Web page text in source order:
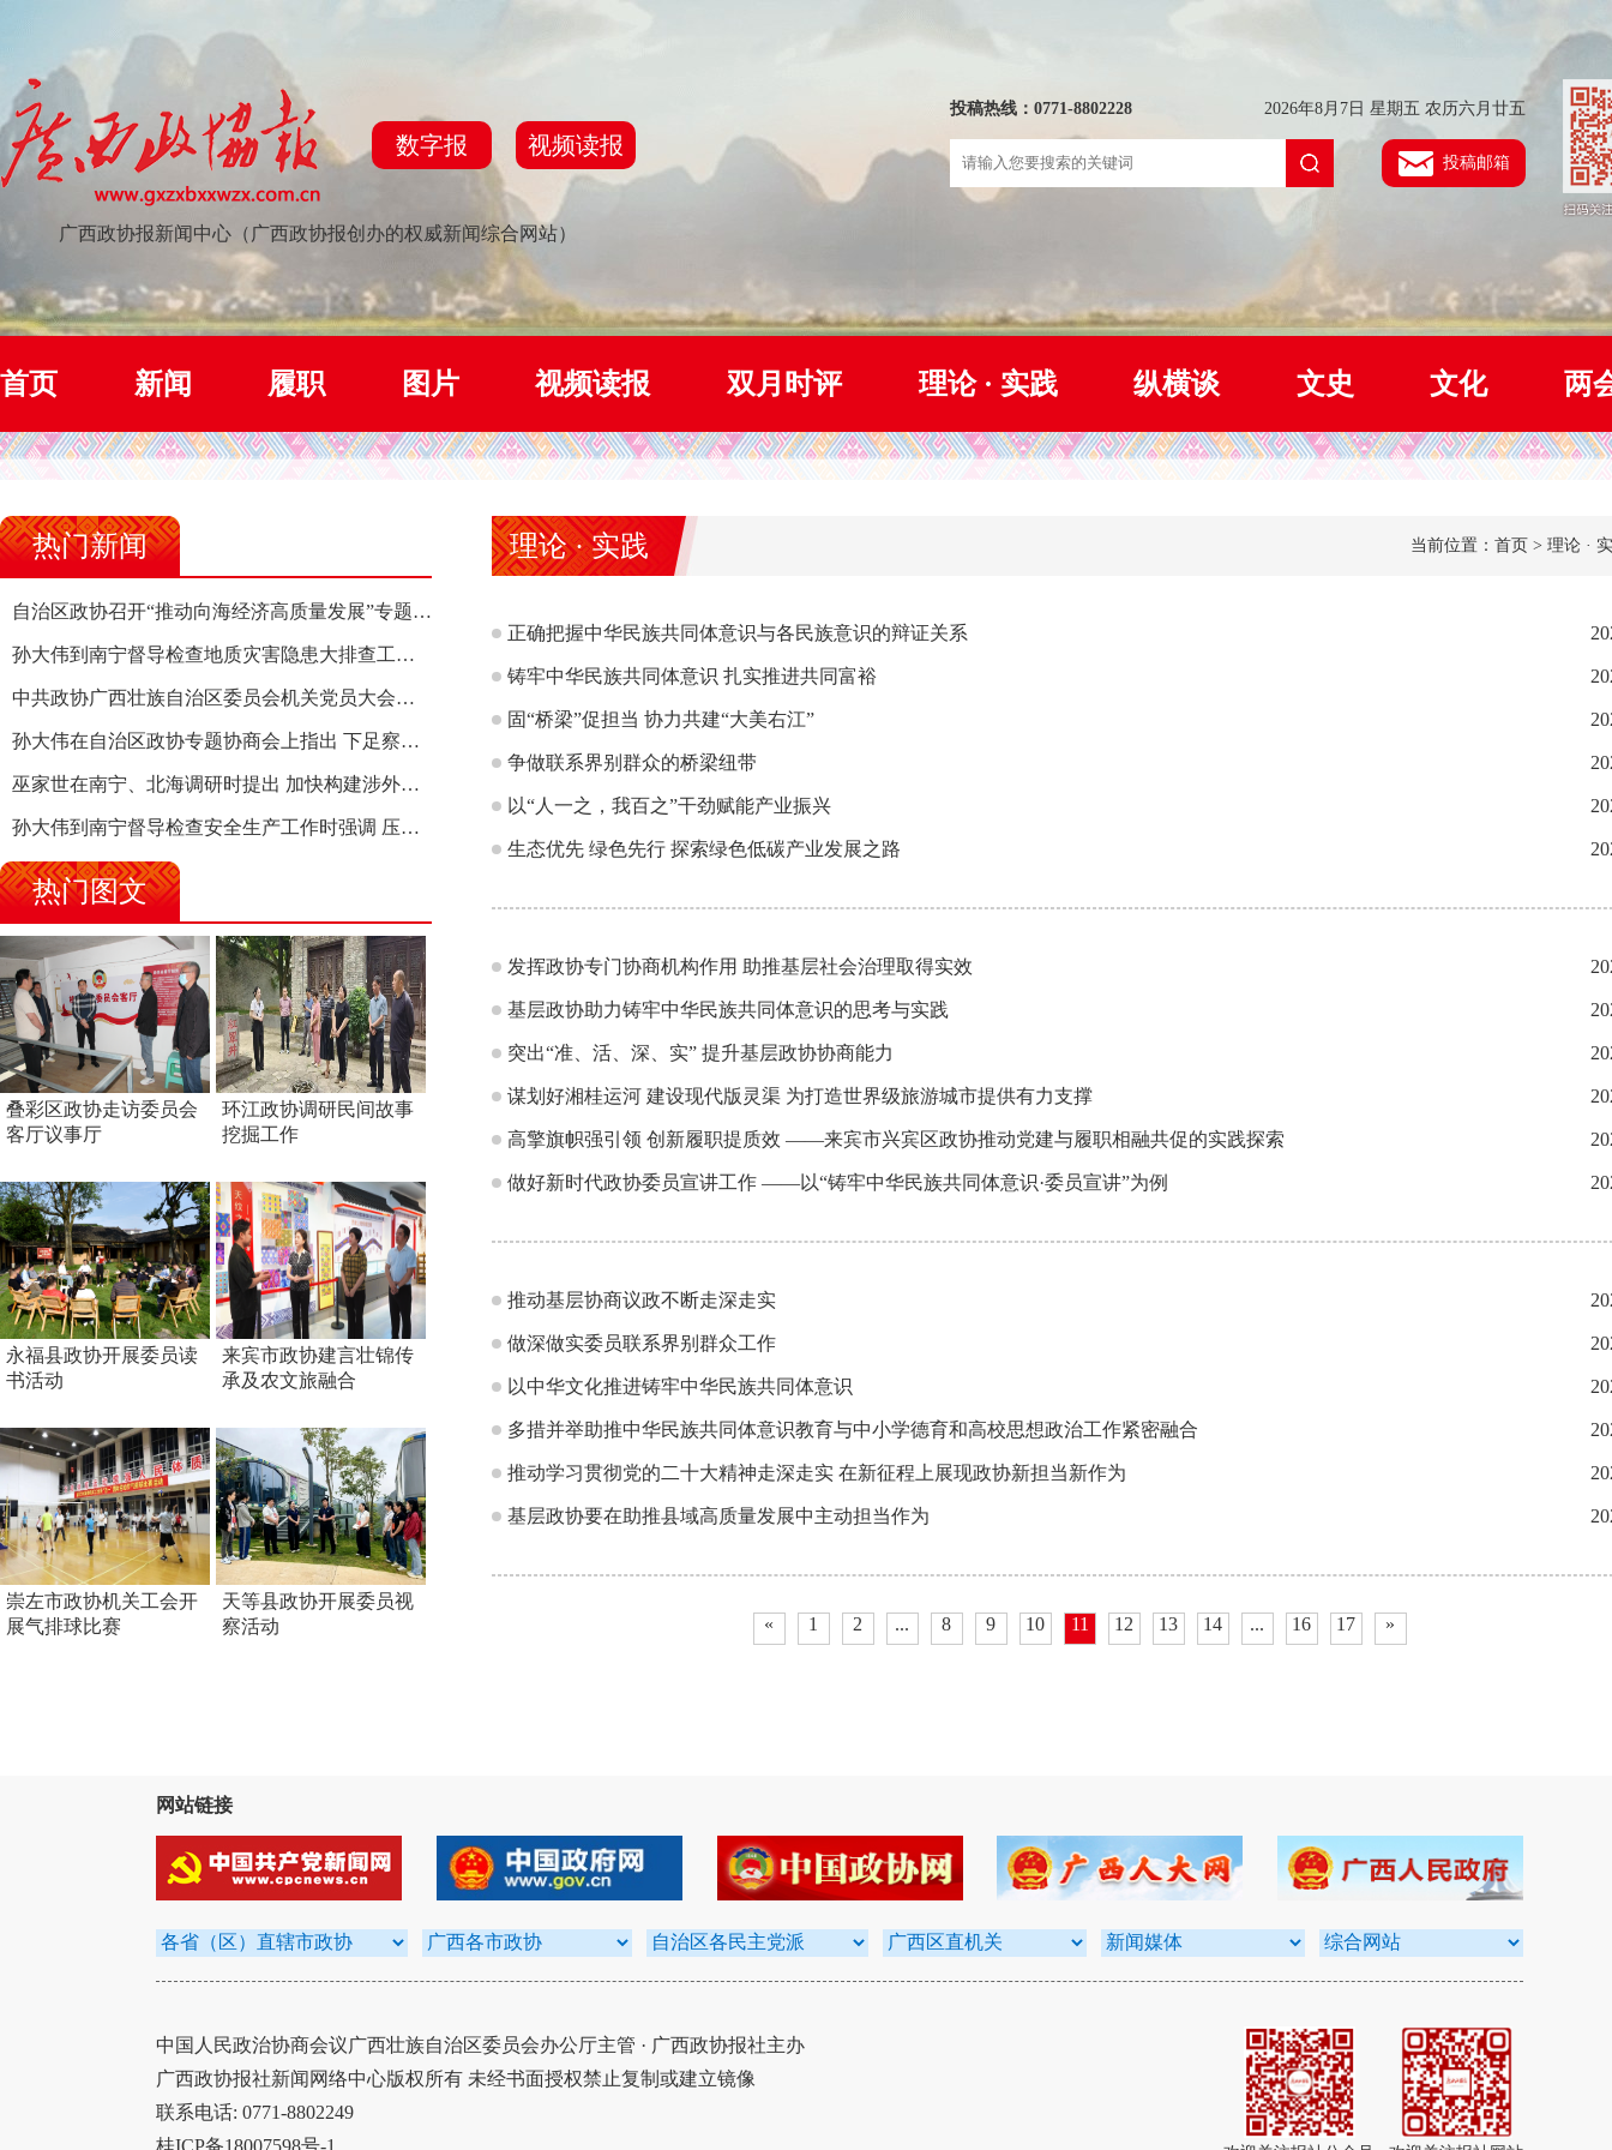
数字报 视频读报
广西政协报新闻中心（广西政协报创办的权威新闻综合网站）
投稿热线：0771-8802228 2026年8月7日 星期五 农历六月廿五
投稿邮箱
首页 新闻 履职 图片 视频读报 双月时评 理论 · 实践 纵横谈 文史 文化 两
热门新闻
自治区政协召开“推动向海经济高质量发展”专题调研座谈会 钱学明出席并讲话
孙大伟到南宁督导检查地质灾害隐患大排查工作时强调 筑牢地质灾害安全防线 全力保障人民群众生命财产安全
中共政协广西壮族自治区委员会机关党员大会召开 选举产生新一届机关党委、机关纪委
孙大伟在自治区政协专题协商会上指出 下足察识谋督之功 恪尽服务大局之责 助推有色金属、关键金属产业高质量发展
巫家世在南宁、北海调研时提出 加快构建涉外法律供给集群 护航向海经济高质量发展
孙大伟到南宁督导检查安全生产工作时强调 压紧压实责任 狠抓隐患整治 坚决筑牢安全生产防线
热门图文
叠彩区政协走访委员会
客厅议事厅
环江政协调研民间故事
挖掘工作
永福县政协开展委员读
书活动
来宾市政协建言壮锦传
承及农文旅融合
崇左市政协机关工会开
展气排球比赛
天等县政协开展委员视
察活动
理论 · 实践 当前位置：首页 > 理论 ·
正确把握中华民族共同体意识与各民族意识的辩证关系
铸牢中华民族共同体意识 扎实推进共同富裕
固“桥梁”促担当 协力共建“大美右江”
争做联系界别群众的桥梁纽带
以“人一之，我百之”干劲赋能产业振兴
生态优先 绿色先行 探索绿色低碳产业发展之路
发挥政协专门协商机构作用 助推基层社会治理取得实效
基层政协助力铸牢中华民族共同体意识的思考与实践
突出“准、活、深、实” 提升基层政协协商能力
谋划好湘桂运河 建设现代版灵渠 为打造世界级旅游城市提供有力支撑
高擎旗帜强引领 创新履职提质效 ——来宾市兴宾区政协推动党建与履职相融共促的实践探索
做好新时代政协委员宣讲工作 ——以“铸牢中华民族共同体意识·委员宣讲”为例
推动基层协商议政不断走深走实
做深做实委员联系界别群众工作
以中华文化推进铸牢中华民族共同体意识
多措并举助推中华民族共同体意识教育与中小学德育和高校思想政治工作紧密融合
推动学习贯彻党的二十大精神走深走实 在新征程上展现政协新担当新作为
基层政协要在助推县域高质量发展中主动担当作为
« 1 2 ... 8 9 10 11 12 13 14 ... 16 17 »
网站链接
中国人民政治协商会议广西壮族自治区委员会办公厅主管 · 广西政协报社主办
广西政协报社新闻网络中心版权所有 未经书面授权禁止复制或建立镜像
联系电话: 0771-8802249
桂ICP备18007598号-1